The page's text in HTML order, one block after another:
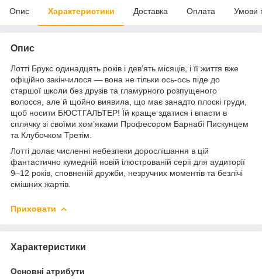
Опис Характеристики Доставка Оплата Умови
Опис
Лотті Брукс одинадцять років і дев’ять місяців, і її життя вже
офіційно закінчилося — вона не тільки ось-ось піде до
старшої школи без друзів та гламурного розпущеного
волосся, але й щойно виявила, що має занадто плоскі груди,
щоб носити БЮСТГАЛЬТЕР! Їй краще здатися і впасти в
сплячку зі своїми хом’яками Професором Барнабі Пискунцем
та Клубочком Третім.
Лотті долає численні небезпеки дорослішання в цій
фантастично кумедній новій ілюстрованій серії для аудиторії
9–12 років, сповненій дружби, незручних моментів та безлічі
смішних жартів.
Приховати
Характеристики
Основні атрибути